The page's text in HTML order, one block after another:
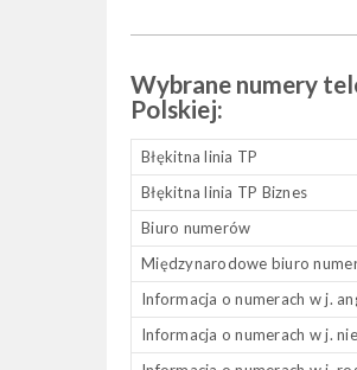
Wybrane numery
Polskiej:
Błękitna linia TP
Błękitna linia TP Biznes
Biuro numerów
Międzynarodowe biuro
Informacja o numerach w j.
Informacja o numerach w j.